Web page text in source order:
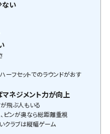
ない
ーフセットでのラウンドがおす
マネジメント力が向上
飛ぶ人もいる
ピンが奥なら総距離重視
クラブは縦幅ゲーム